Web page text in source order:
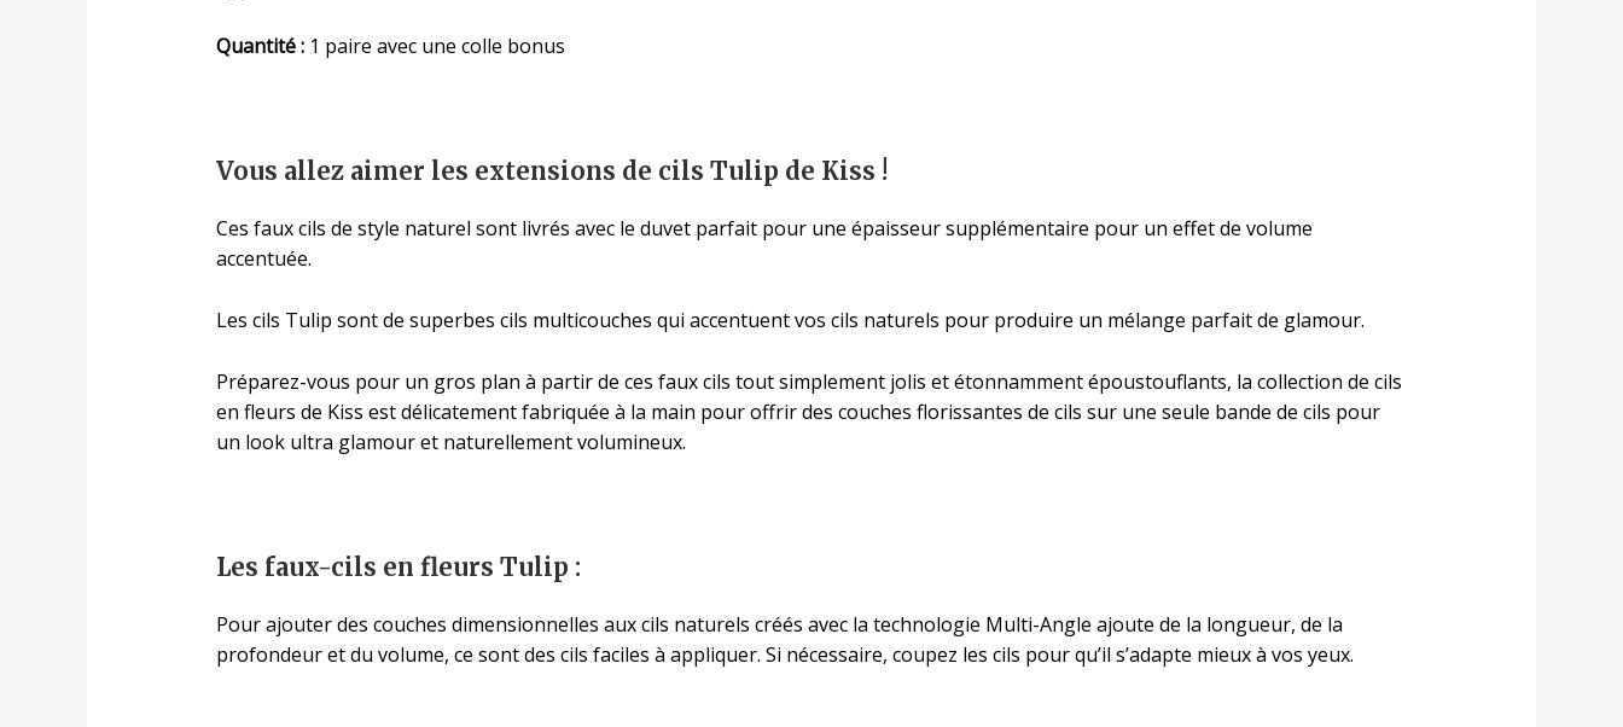
Quantité :1 paire avec une colle bonus
Vous allez aimer les extensions de cils Tulip de Kiss !
Ces faux cils de style naturel sont livrés avec le duvet parfait pour une épaisseur supplémentaire pour un effet de volume
accentuée.
Les cils Tulip sont de superbes cils multicouches qui accentuent vos cils naturels pour produire un mélange parfait de glamour.
Préparez-vous pour un gros plan à partir de ces faux cils tout simplement jolis et étonnamment époustouflants, la collection de cils
en fleurs de Kiss est délicatement fabriquée à la main pour offrir des couches florissantes de cils sur une seule bande de cils pour
un look ultra glamour et naturellement volumineux.
Les faux-cils en fleurs Tulip :
Pour ajouter des couches dimensionnelles aux cils naturels créés avec la technologie Multi-Angle ajoute de la longueur, de la
profondeur et du volume, ce sont des cils faciles à appliquer. Si nécessaire, coupez les cils pour qu’il s’adapte mieux à vos yeux.